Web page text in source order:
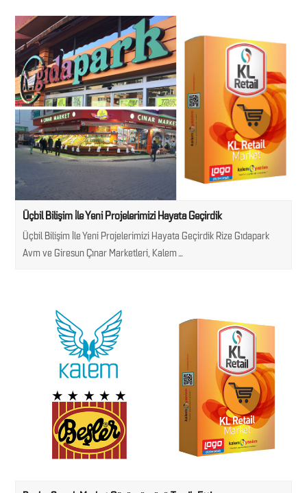
Üçbil Bilişim İle Yeni Projelerimizi Hayata Geçirdik
Üçbil Bilişim İle Yeni Projelerimizi Hayata Geçirdik Rize Gıdapark
Avm ve Giresun Çınar Marketleri, Kalem…